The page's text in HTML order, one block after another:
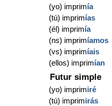
(yo) imprimía
(tú) imprimías
(él) imprimía
(ns) imprimíamos
(vs) imprimíais
(ellos) imprimían
Futur simple
(yo) imprimiré
(tú) imprimirás